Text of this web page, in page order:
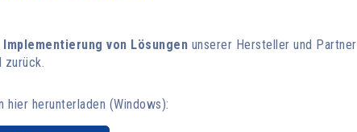
Implementierung von Lösungen unserer Hersteller und Partner
zurück.
hier herunterladen (Windows):